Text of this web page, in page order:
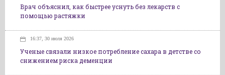
Врач объяснил, как быстрее уснуть без лекарств с
помощью растяжки
16:37, 30 июля 2026
Ученые связали низкое потребление сахара в детстве со
снижением риска деменции